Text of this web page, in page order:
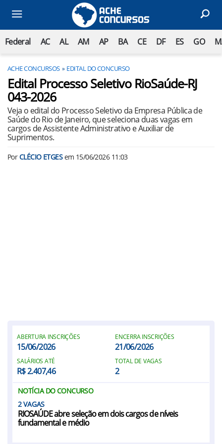
Federal AC AL AM AP BA CE DF ES GO
ACHE CONCURSOS EDITAL DO CONCURSO
Edital Processo Seletivo RioSaúde-RJ
043-2026
Veja o edital do Processo Seletivo da Empresa Pública de
Saúde do Rio de Janeiro, que seleciona duas vagas em
cargos de Assistente Administrativo e Auxiliar de
Suprimentos.
PorCLÉCIO ETGESem 15/06/2026 11:03
ABERTURA INSCRIÇÕES
15/06/2026
ENCERRA INSCRIÇÕES
21/06/2026
SALÁRIOS ATÉ
R$ 2.407,46
TOTAL DE VAGAS
2
NOTÍCIA DO CONCURSO
2
RIOSAÚDE abre seleção em dois cargos de níveis
fundamental e médio